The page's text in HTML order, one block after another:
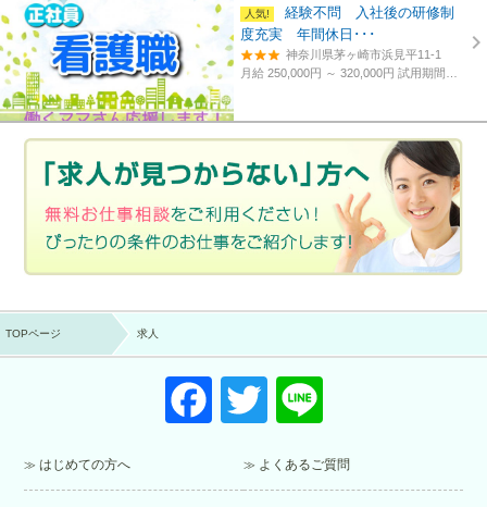
経験不問 入社後の研修制
度充実 年間休日･･･
神奈川県茅ヶ崎市浜見平11-1
月給 250,000円 ～ 320,000円試用期間あり。3カ月～4カ月。
TOPページ 求人
F
a
e
T
wi
tt
er
e
はじめての方へ よくあるご質問